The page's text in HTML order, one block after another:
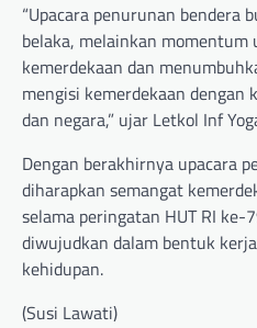
“Upacara penurunan bendera
belaka, melainkan
kemerdekaan dan
mengisi kemerdekaan dengan
dan negara,” ujar Letkol Inf
Dengan berakhirnya upacara
diharapkan semangat
selama peringatan HUT RI ke-
diwujudkan dalam bentuk
kehidupan.
(Susi Lawati)